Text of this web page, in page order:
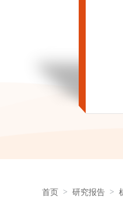
首页 研究报告